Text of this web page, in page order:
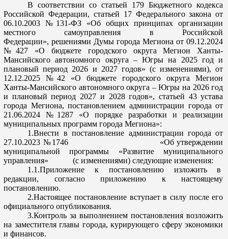
В соответствии со статьей 179 Бюджетного кодекса
Российской Федерации, статьей 17 Федерального закона от
06.10.2003 №131-ФЗ «Об общих принципах организации
местного самоуправления в Российской
Федерации», решениями Думы городаМегиона от09.12.2024
№427 «О бюджете городского округа Мегион Ханты-
Мансийского автономного округа – Югры на 2025 год и
плановый период 2026 и 2027 годов» (с изменениями), от
12.12.2025 №42 «О бюджете городского округа Мегион
Ханты-Мансийского автономного округа – Югры на 2026 год
и плановый период 2027 и 2028 годов», статьей 43устава
города Мегиона,постановлением администрации города от
21.06.2024 №1287 «О порядке разработки и реализации
муниципальных программ города Мегиона»:
1.Внести в постановление администрации города от
27.10.2023 №1746 «Об утверждении
муниципальной программы «Развитие муниципального
управления»
(с изменениями) следующие изменения:
1.1 .Приложение к постановлению изложитьв
редакции, согласно приложению к настоящему
постановлению.
2.Настоящее постановление вступает в силу послеего
официального опубликования.
3.Контроль за выполнением постановления возложить
на заместителя главы города, курирующего сферу экономики
и финансов.